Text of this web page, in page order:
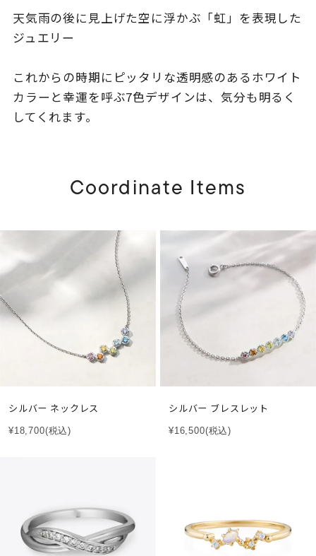
レディース
リングサイズ
～
天気雨の後に見上げた空に浮かぶ「虹」を表現した
ジュエリー
これからの時期にピッタリな透明感のあるホワイト
カラーと幸運を呼ぶ7色デザインは、気分も明るく
してくれます。
Coordinate Items
シルバー ネックレス
¥18,700(税込)
シルバー ブレスレット
¥16,500(税込)